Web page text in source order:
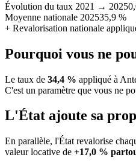
Évolution du taux 2021 → 2025
Moyenne nationale 202535,9 %
+ Revalorisation nationale
Pourquoi vous ne
Le taux de 34,4 % appliqué à
C'est un paramètre que vous ne
L'État ajoute sa
En parallèle, l'État revalorise
valeur locative de +17,0 %